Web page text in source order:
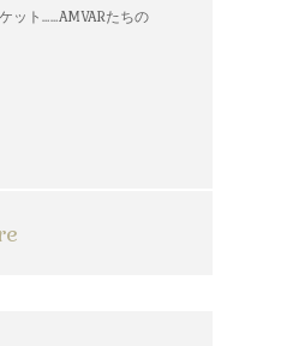
ット……AMVARたちの